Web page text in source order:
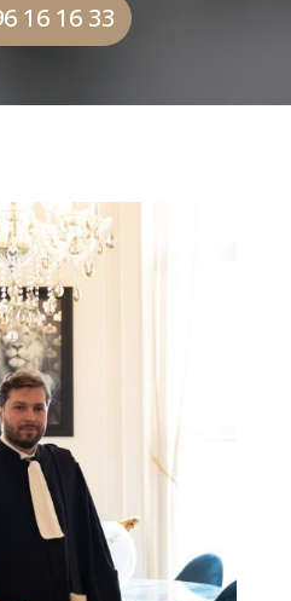
16 16 33